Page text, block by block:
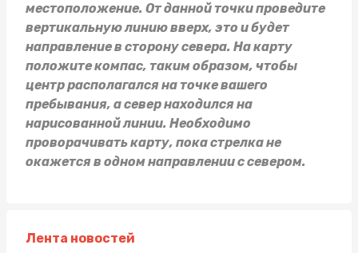
местоположение. От данной точки проведите
вертикальную линию вверх, это и будет
направление в сторону севера. На карту
положите компас, таким образом, чтобы
центр располагался на точке вашего
пребывания, а север находился на
нарисованной линии. Необходимо
проворачивать карту, пока стрелка не
окажется в одном направлении с севером.
Лента новостей